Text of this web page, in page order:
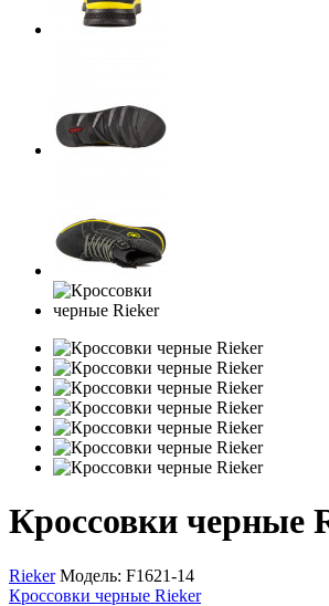
Кроссовки черные
RiekerМодель: F1621-14
Кроссовки черные Rieker